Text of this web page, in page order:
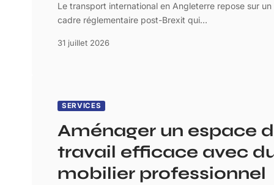
Le transport international en Angleterre repose sur un
cadre réglementaire post-Brexit qui…
31 juillet 2026
SERVICES
Aménager un espace
travail efficace avec
mobilier professionnel